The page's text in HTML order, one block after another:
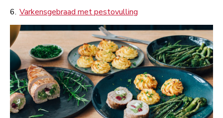
6. Varkensgebraad met pestovulling